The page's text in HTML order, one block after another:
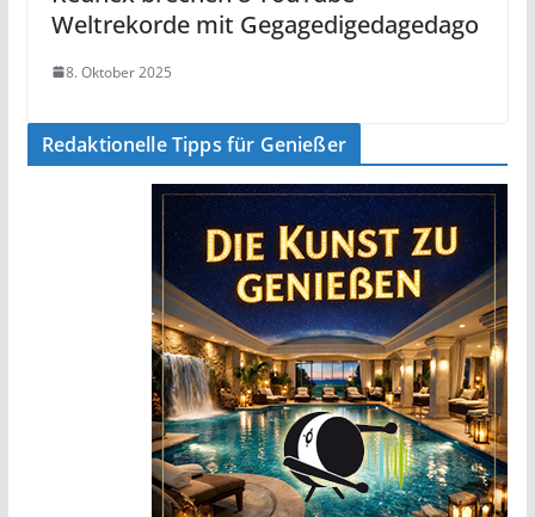
Weltrekorde mit Gegagedigedagedago
8. Oktober 2025
Redaktionelle Tipps für Genießer